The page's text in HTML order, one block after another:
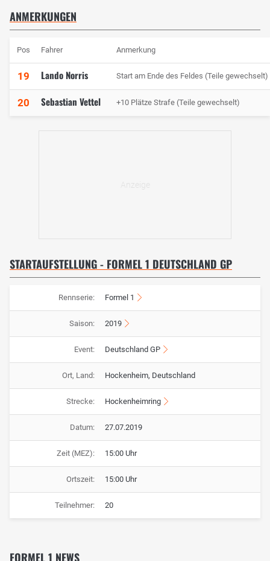
ANMERKUNGEN
Pos Fahrer Anmerkung
19 Lando Norris Start am Ende des Feldes (Teile gewechselt)
20 Sebastian Vettel +10 Plätze Strafe (Teile gewechselt)
STARTAUFSTELLUNG - FORMEL 1 DEUTSCHLAND GP
Rennserie: Formel 1
Saison: 2019
Event: Deutschland GP
Ort, Land: Hockenheim, Deutschland
Strecke: Hockenheimring
Datum: 27.07.2019
Zeit (MEZ): 15:00 Uhr
Ortszeit: 15:00 Uhr
Teilnehmer: 20
FORMEL 1 NEWS